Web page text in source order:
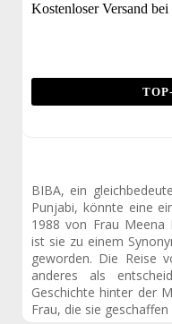
Kostenloser Versand bei
BIBA, ein
Punjabi, könnte eine
1988 von Frau Meena
ist sie zu einem
geworden. Die Reise
anderes als
Geschichte hinter der
Frau, die sie geschaffen